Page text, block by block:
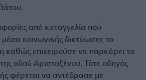
από καταγγελία που
κοινωνικής δικτύωσης το
καθώς επιχειρούσε να παρκάρει το
οδού Αριστοξένου. Τότε οδηγός
φέρεται να αντέδρασε με